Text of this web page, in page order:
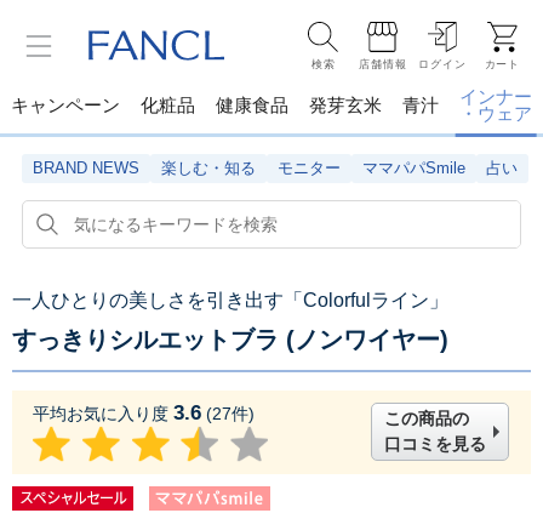
検索 店舗情報 ログイン カート
キャンペーン 化粧品 健康食品 発芽玄米 青汁
インナー
・ウェア
BRAND NEWS 楽しむ・知る モニター ママパパSmile 占い
一人ひとりの美しさを引き出す「Colorfulライン」
すっきりシルエットブラ (ノンワイヤー)
平均お気に入り度 3.6 (27件)
この商品の
口コミを見る